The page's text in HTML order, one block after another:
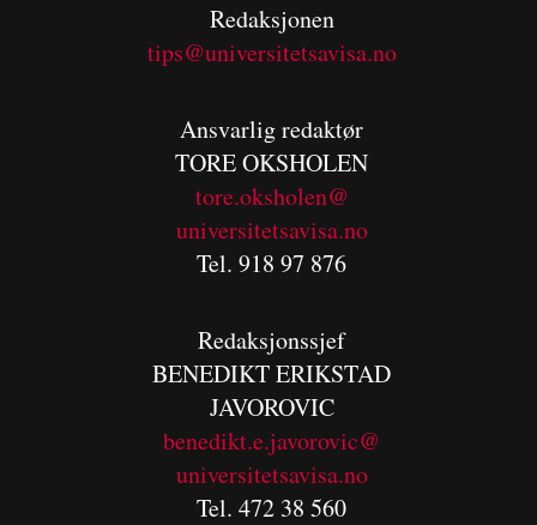
Redaksjonen
tips@universitetsavisa.no
Ansvarlig redaktør
TORE OKSHOLEN
tore.oksholen@
universitetsavisa.no
Tel. 918 97 876
Redaksjonssjef
BENEDIKTERIKSTAD
JAVOROVIC
benedikt.e.javorovic@
universitetsavisa.no
Tel. 472 38 560